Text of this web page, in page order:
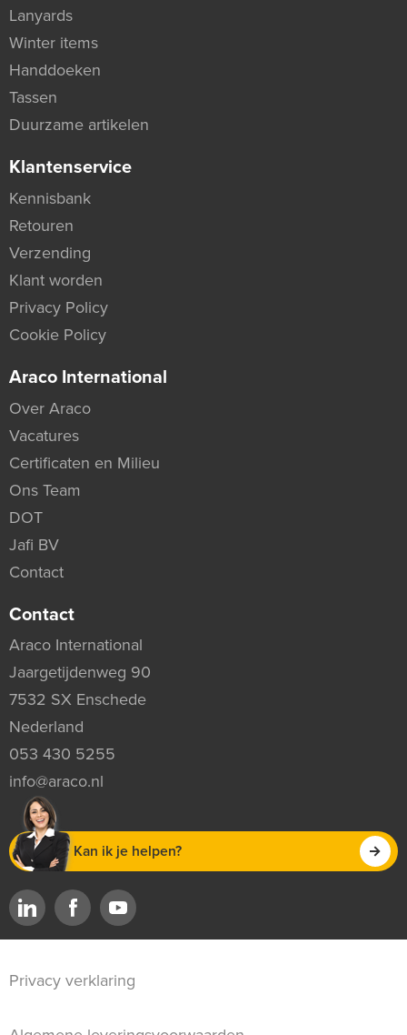
Lanyards
Winter items
Handdoeken
Tassen
Duurzame artikelen
Klantenservice
Kennisbank
Retouren
Verzending
Klant worden
Privacy Policy
Cookie Policy
Araco International
Over Araco
Vacatures
Certificaten en Milieu
Ons Team
DOT
Jafi BV
Contact
Contact
Araco International
Jaargetijdenweg 90
7532 SX Enschede
Nederland
053 430 5255
info@araco.nl
Kan ik je helpen?
Privacy verklaring